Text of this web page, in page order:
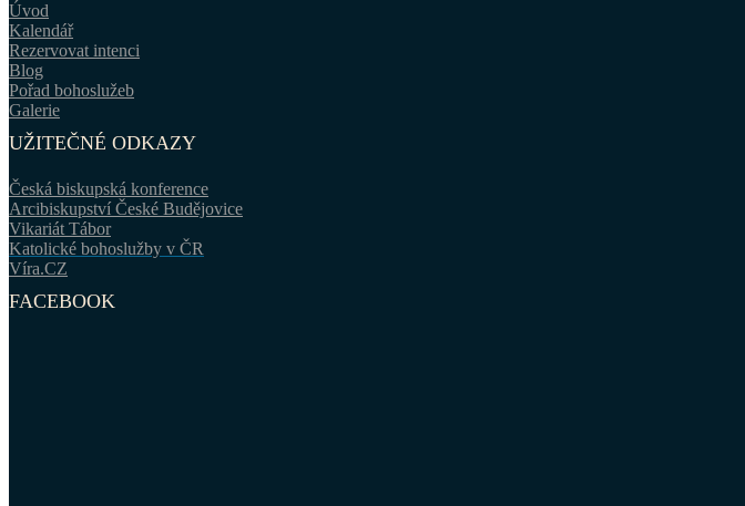
Úvod
Kalendář
Rezervovat intenci
Blog
Pořad bohoslužeb
Galerie
UŽITEČNÉ ODKAZY
Česká biskupská konference
Arcibiskupství České Budějovice
Vikariát Tábor
Katolické bohoslužby v ČR
Víra.CZ
FACEBOOK